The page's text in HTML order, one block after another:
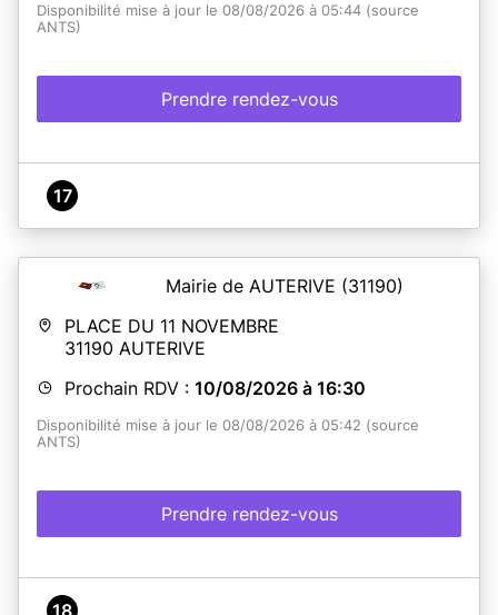
Disponibilité mise à jour le 08/08/2026 à 05:44 (source
ANTS)
Prendre rendez-vous
17
Mairie de AUTERIVE (31190)
PLACE DU 11 NOVEMBRE
31190 AUTERIVE
Prochain RDV : 10/08/2026 à 16:30
Disponibilité mise à jour le 08/08/2026 à 05:42 (source
ANTS)
Prendre rendez-vous
18